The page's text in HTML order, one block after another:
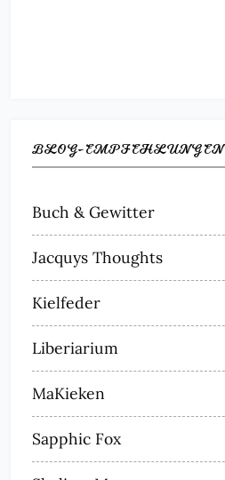
BLOG-EMPFEHLUNGEN
Buch & Gewitter
Jacquys Thoughts
Kielfeder
Liberiarium
MaKieken
Sapphic Fox